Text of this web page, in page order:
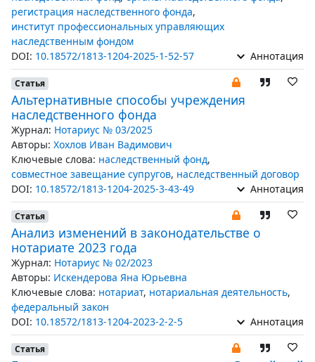
регистрация наследственного фонда,
институт профессиональных управляющих
наследственным фондом
DOI: 10.18572/1813-1204-2025-1-52-57 Аннотация
Статья
Альтернативные способы учреждения
наследственного фонда
Журнал: Нотариус № 03/2025
Авторы: Хохлов Иван Вадимович
Ключевые слова: наследственный фонд,
совместное завещание супругов, наследственный договор
DOI: 10.18572/1813-1204-2025-3-43-49 Аннотация
Статья
Анализ изменений в законодательстве о
нотариате 2023 года
Журнал: Нотариус № 02/2023
Авторы: Искендерова Яна Юрьевна
Ключевые слова: нотариат, нотариальная деятельность,
федеральный закон
DOI: 10.18572/1813-1204-2023-2-2-5 Аннотация
Статья